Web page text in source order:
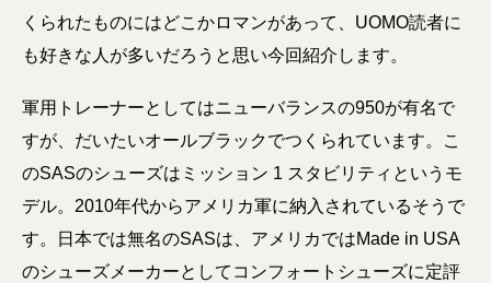
くられたものにはどこかロマンがあって、UOMO読者に
も好きな人が多いだろうと思い今回紹介します。
軍用トレーナーとしてはニューバランスの950が有名で
すが、だいたいオールブラックでつくられています。こ
のSASのシューズはミッション 1 スタビリティというモ
デル。2010年代からアメリカ軍に納入されているそうで
す。日本では無名のSASは、アメリカではMade in USA
のシューズメーカーとしてコンフォートシューズに定評